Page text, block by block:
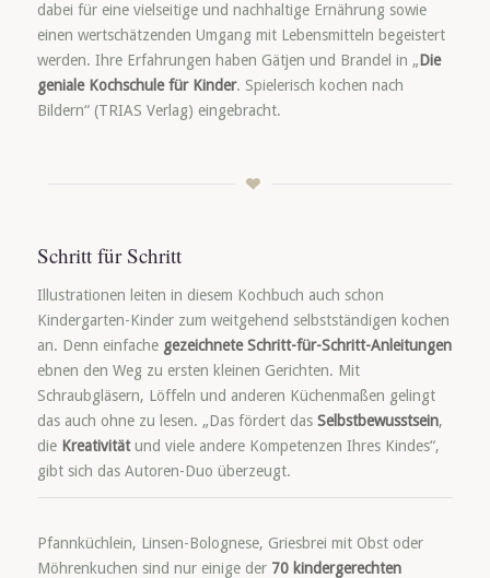
dabei für eine vielseitige und nachhaltige Ernährung sowie
einen wertschätzenden Umgang mit Lebensmitteln begeistert
werden. Ihre Erfahrungen haben Gätjen und Brandel in „Die
geniale Kochschule für Kinder. Spielerisch kochen nach
Bildern“ (TRIAS Verlag) eingebracht.
Schritt für Schritt
Illustrationen leiten in diesem Kochbuch auch schon
Kindergarten-Kinder zum weitgehend selbstständigen kochen
an. Denn einfache gezeichnete Schritt-für-Schritt-Anleitungen
ebnen den Weg zu ersten kleinen Gerichten. Mit
Schraubgläsern, Löffeln und anderen Küchenmaßen gelingt
das auch ohne zu lesen. „Das fördert das Selbstbewusstsein,
die Kreativitätund viele andere Kompetenzen Ihres Kindes“,
gibt sich das Autoren-Duo überzeugt.
Pfannküchlein, Linsen-Bolognese, Griesbrei mit Obst oder
Möhrenkuchen sind nur einige der 70 kindergerechten